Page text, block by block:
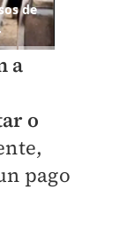
a
o
pago